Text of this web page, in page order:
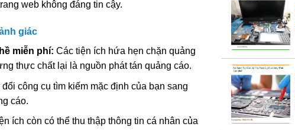
web không đáng tin cậy.
giác
miễn phí: Các tiện ích hứa hẹn chặn quảng
thực chất lại là nguồn phát tán quảng cáo.
đổi công cụ tìm kiếm mặc định của bạn sang
cáo.
ích còn có thể thu thập thông tin cá nhân của